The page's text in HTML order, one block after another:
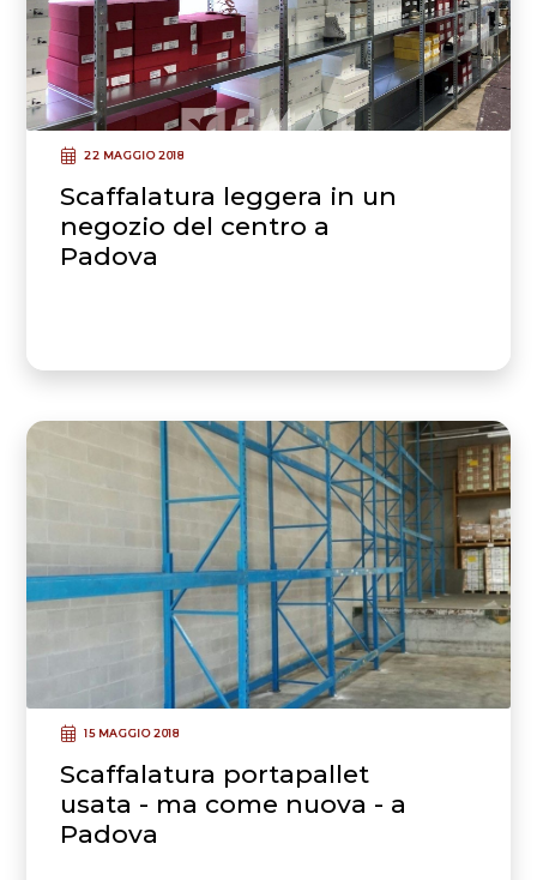
22 MAGGIO 2018
Scaffalatura leggera in un
negozio del centro a
Padova
15 MAGGIO 2018
Scaffalatura portapallet
usata - ma come nuova - a
Padova